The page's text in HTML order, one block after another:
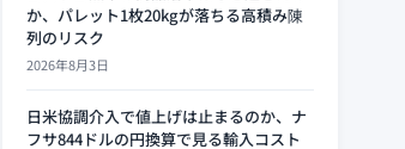
か、パレット1枚20kgが落ちる高積み陳
列のリスク
2026年8月3日
日米協調介入で値上げは止まるのか、ナ
フサ844ドルの円換算で見る輸入コスト